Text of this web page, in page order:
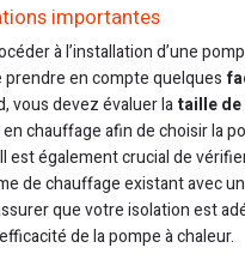
importantes
à l’installation d’une
prendre en compte quelques
vous devez évaluer lataille
chauffage afin de choisir la
est également crucial de
de chauffage existant avec
que votre isolation est
de la pompe à chaleur.